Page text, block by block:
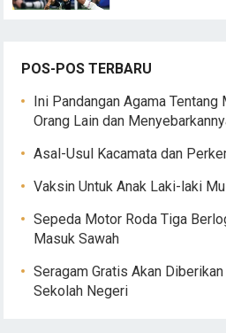
POS-POS TERBARU
Ini Pandangan Agama
Orang Lain dan
Asal-Usul Kacamata dan
Vaksin Untuk Anak Laki-laki
Sepeda Motor Roda Tiga
Masuk Sawah
Seragam Gratis Akan
Sekolah Negeri